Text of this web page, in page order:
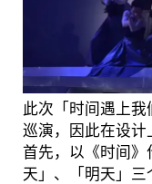
此次「时间遇上
巡演，因此在设计
首先，以《时间
天」、「明天」